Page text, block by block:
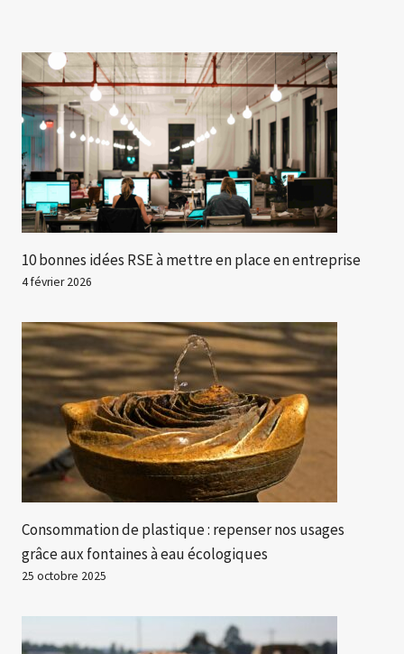
10 bonnes idées RSE à mettre en place en entreprise
4 février 2026
Consommation de plastique : repenser nos usages
grâce aux fontaines à eau écologiques
25 octobre 2025